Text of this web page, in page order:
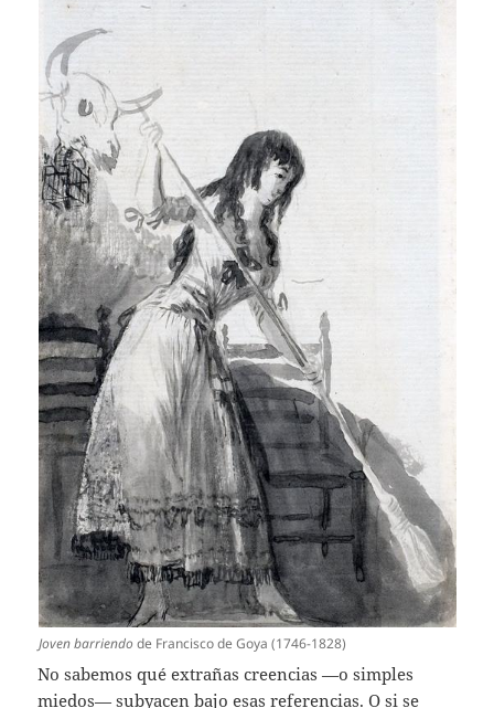
Joven barriendo de Francisco de Goya (1746-1828)
No sabemos qué extrañas creencias —o simples
miedos— subyacen bajo esas referencias. O si se